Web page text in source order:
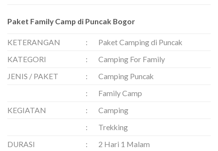
Paket Family Camp di Puncak Bogor
KETERANGAN :
Paket Camping di Puncak
KATEGORI
:
Camping For Family
JENIS / PAKET
:
Camping Puncak
:
Family Camp
KEGIATAN
:
Camping
:
Trekking
DURASI
:
2 Hari 1 Malam